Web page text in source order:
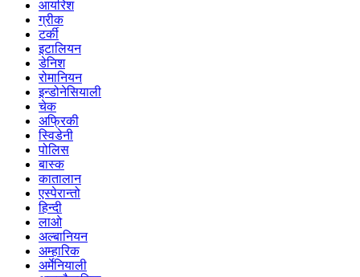
आयरिश
ग्रीक
टर्की
इटालियन
डेनिश
रोमानियन
इन्डोनेसियाली
चेक
अफ्रिकी
स्विडेनी
पोलिस
बास्क
कातालान
एस्पेरान्तो
हिन्दी
लाओ
अल्बानियन
अम्हारिक
अर्मेनियाली